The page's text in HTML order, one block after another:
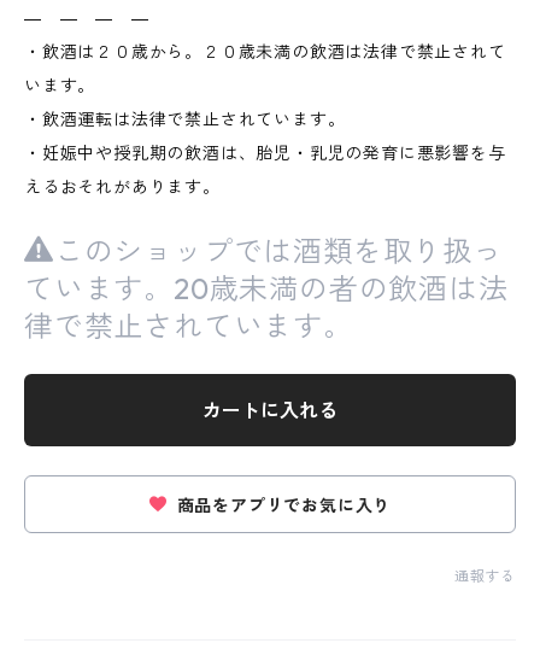
― ― ― ―
・飲酒は２０歳から。２０歳未満の飲酒は法律で禁止されて
います。
・飲酒運転は法律で禁止されています。
・妊娠中や授乳期の飲酒は、胎児・乳児の発育に悪影響を与
えるおそれがあります。
このショップでは酒類を取り扱っ
ています。20歳未満の者の飲酒は法
律で禁止されています。
カートに入れる
商品をアプリでお気に入り
通報する